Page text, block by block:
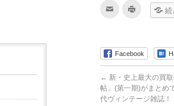
友
達
へ
メ
ー
ル
で
送
印
刷
(新
し
い
ウ
ィ
ン
続
Facebook
← 新・史上最大の買
帖」(第一期)がまとめ
代ヴィンテージ雑誌！